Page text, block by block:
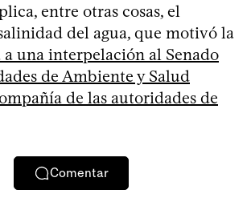
entre otras cosas, el
del agua, que motivó la
una interpelación al Senado
de Ambiente y Salud
de las autoridades de
Comentar